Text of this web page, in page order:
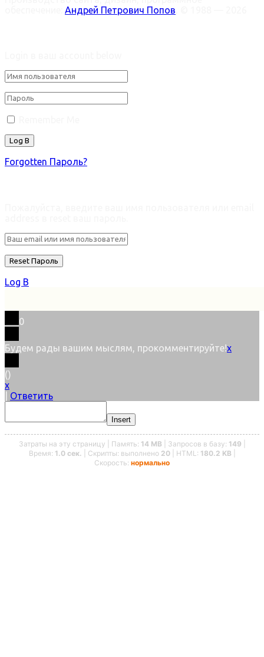
Андрей Петрович Попов
Forgotten Пароль?
Log В
0
Будем рады вашим мыслям, прокомментируйте!x
()
x
Ответить
Insert
Затраты на эту страницу | Память: 14 MB | Запросов в базу: 149
Время: 1.0 сек. | Скрипты: выполнено 20| HTML: 180.2 KB
Скорость: нормально